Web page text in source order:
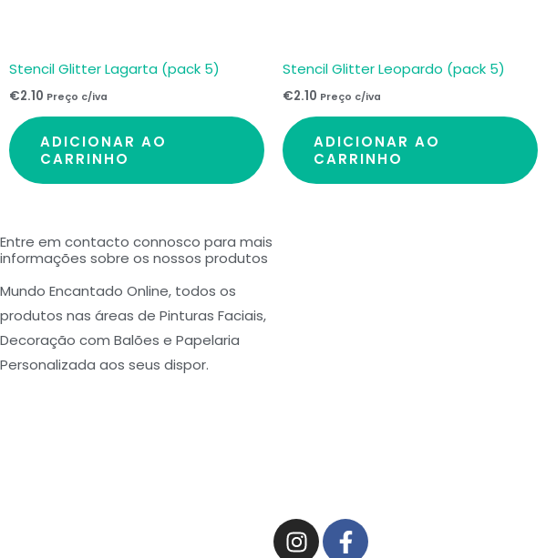
Stencil Glitter Lagarta (pack 5)
€2.10 Preço c/iva
ADICIONAR AO
CARRINHO
Stencil Glitter Leopardo (pack 5)
€2.10 Preço c/iva
ADICIONAR AO
CARRINHO
Entre em contacto connosco para mais
informações sobre os nossos produtos
Mundo Encantado Online, todos os
produtos nas áreas de Pinturas Faciais,
Decoração com Balões e Papelaria
Personalizada aos seus dispor.
I F